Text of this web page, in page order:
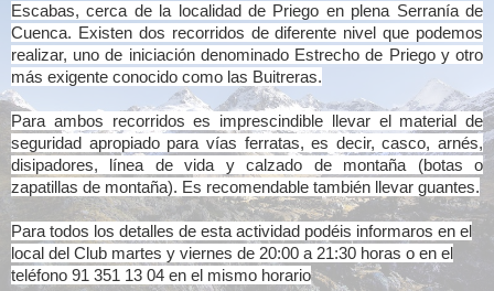
Escabas, cerca de la localidad de Priego en plena Serranía de
Cuenca. Existen dos recorridos de diferente nivel que podemos
realizar, uno de iniciación denominado Estrecho de Priego y otro
más exigente conocido como las Buitreras.
Para ambos recorridos es imprescindible llevar el material de
seguridad apropiado para vías ferratas, es decir, casco, arnés,
disipadores, línea de vida y calzado de montaña (botas o
zapatillas de montaña). Es recomendable también llevar guantes.
Para todos los detalles de esta actividad podéis informaros en el
local del Club martes y viernes de 20:00 a 21:30 horas o en el
teléfono 91 351 13 04 en el mismo horario